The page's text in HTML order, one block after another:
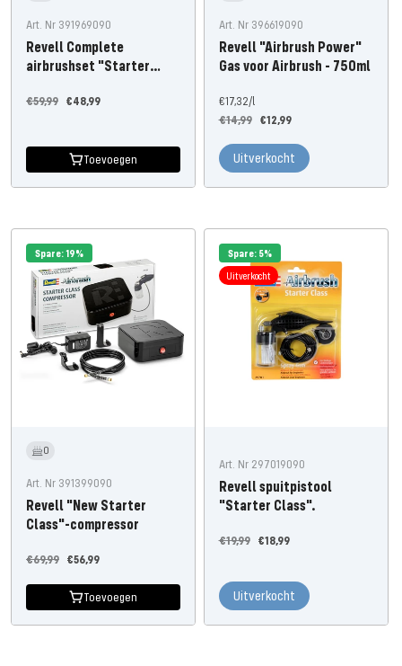
Art. Nr 391969090
Revell Complete
airbrushset "Starter
Aanbiedingsprijs
€48,99
Normale
€59,99
Toevoegen
Art. Nr 396619090
Revell "Airbrush Power"
Gas voor Airbrush - 750ml
Aanbiedingsprijs
€12,99
Normale
€14,99
€17,32/l
Uitverkocht
Spare: 19%
0
Art. Nr 391399090
Revell "New Starter
Class"-compressor
Aanbiedingsprijs
€56,99
Normale
€69,99
Toevoegen
Spare: 5%
Uitverkocht
Art. Nr 297019090
Revell spuitpistool
"Starter Class".
Aanbiedingsprijs
€18,99
Normale
€19,99
Uitverkocht